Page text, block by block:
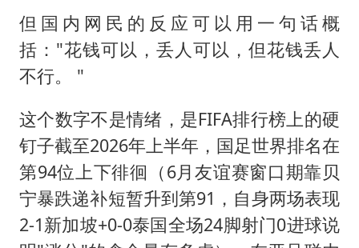
但国内网民的反应可以用一句话概
括："花钱可以，丢人可以，但花钱丢人
不行。 "
这个数字不是情绪，是FIFA排行榜上的硬
钉子截至2026年上半年，国足世界排名在
第94位上下徘徊（6月友谊赛窗口期靠贝
宁暴跌递补短暂升到第91，自身两场表现
2-1新加坡+0-0泰国全场24脚射门0进球说